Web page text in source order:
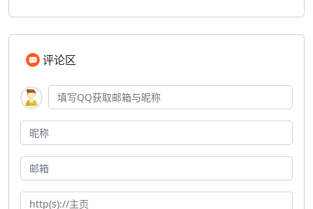
评论区